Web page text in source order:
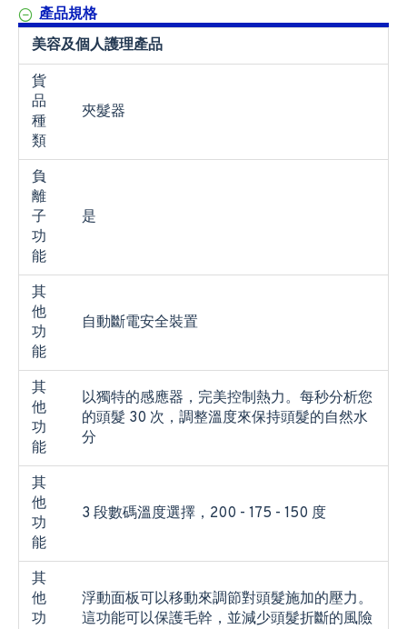
產品規格
美容及個人護理產品
貨
品
種
類
夾髮器
負
離
子
功
能
是
其
他
功
能
自動斷電安全裝置
其
他
功
能
以獨特的感應器，完美控制熱力。每秒分析您
的頭髮 30 次，調整溫度來保持頭髮的自然水
分
其
他
功
能
3 段數碼溫度選擇，200 - 175 - 150 度
其
他
功
浮動面板可以移動來調節對頭髮施加的壓力。
這功能可以保護毛幹，並減少頭髮折斷的風險